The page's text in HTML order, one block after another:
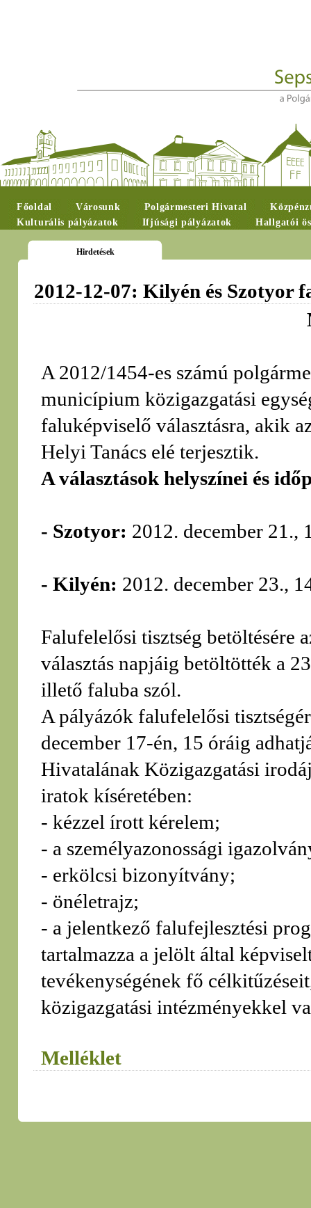
Főoldal Városunk Polgármesteri Hivatal
Kulturális pályázatok
Ifjúsági pályázatok Hallgatói
Hirdetések
2012-12-07: Kilyén és Szotyor
A 2012/1454-es számú
municípium közigazgatási
faluképviselő választásra, akik
Helyi Tanács elé terjesztik.
A választások helyszínei és
- Szotyor: 2012. december 21.,
- Kilyén: 2012. december 23.,
Falufelelősi tisztség betöltésére
választás napjáig betöltötték a
illető faluba szól.
A pályázók falufelelősi
december 17-én, 15 óráig
Hivatalának Közigazgatási
iratok kíséretében:
- kézzel írott kérelem;
- a személyazonossági
- erkölcsi bizonyítvány;
- önéletrajz;
- a jelentkező falufejlesztési
tartalmazza a jelölt által
tevékenységének fő
közigazgatási intézményekkel
Melléklet